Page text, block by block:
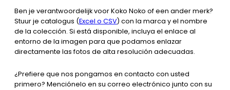
Ben je verantwoordelijk voor Koko Noko of een ander merk?
Stuur je catalogus (Excel o CSV) con la marca y el nombre
de la colección. Si está disponible, incluya el enlace al
entorno de la imagen para que podamos enlazar
directamente las fotos de alta resolución adecuadas.
¿Prefiere que nos pongamos en contacto con usted
primero? Menciónelo en su correo electrónico junto con su